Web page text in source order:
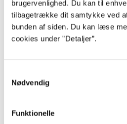
brugervenlighed. Du kan til
tilbagetrække dit samtykke ved
bunden af siden. Du kan læse
cookies under ”Detaljer”.
Nødvendig
Funktionelle
...